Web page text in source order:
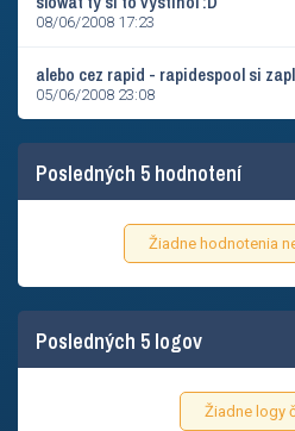
08/06/2008 17:23
05/06/2008 23:08
Posledných 5 hodnotení
Žiadne hodnotenia
Posledných 5 logov
Žiadne logy